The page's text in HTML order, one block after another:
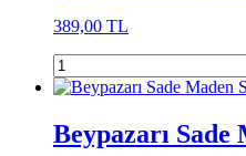
389,00 TL
Beypazarı Sade